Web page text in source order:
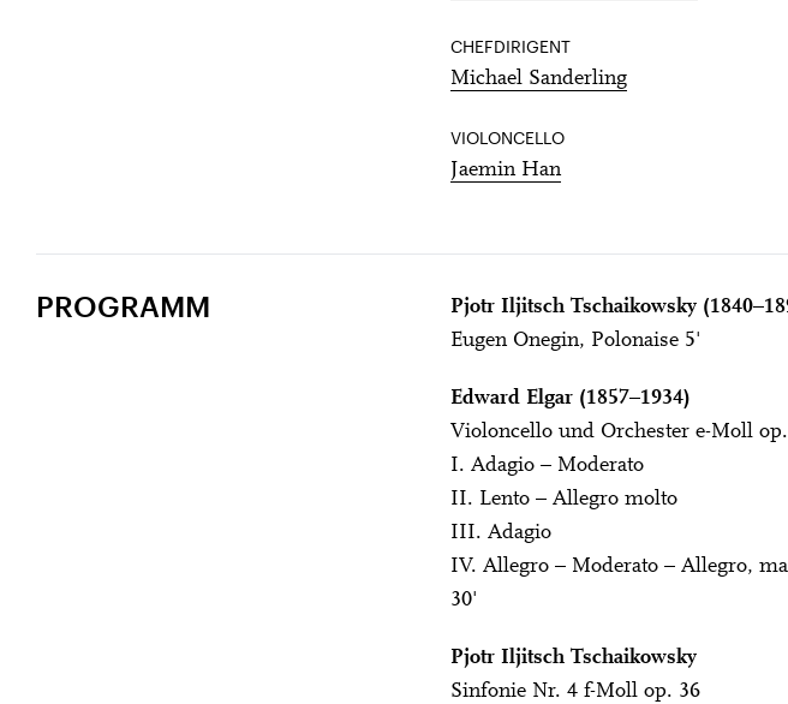
CHEFDIRIGENT
Michael Sanderling
VIOLONCELLO
Jaemin Han
PROGRAMM
Pjotr Iljitsch Tschaikowsky
Eugen Onegin, Polonaise 5'
Edward Elgar (1857–1934)
Violoncello und Orchester e-Moll
I. Adagio – Moderato
II. Lento – Allegro molto
III. Adagio
IV. Allegro – Moderato – Allegro,
30'
Pjotr Iljitsch Tschaikowsky
Sinfonie Nr. 4 f-Moll op. 36